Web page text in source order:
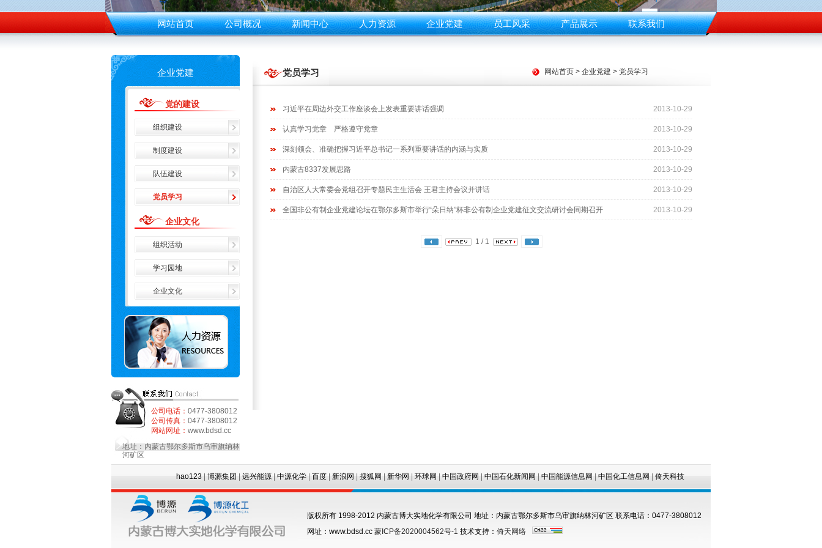
网站首页 公司概况 新闻中心 人力资源 企业党建 员工风采 产品展示 联系我们
企业党建
党的建设
组织建设
制度建设
队伍建设
党员学习
企业文化
组织活动
学习园地
企业文化
公司电话： 0477-3808012
公司传真： 0477-3808012
网站网址： www.bdsd.cc
地址：内蒙古鄂尔多斯市乌审旗纳林
河矿区
党员学习 网站首页 > 企业党建 > 党员学习
2013-10-29
习近平在周边外交工作座谈会上发表重要讲话强调
2013-10-29
认真学习党章 严格遵守党章
2013-10-29
深刻领会、准确把握习近平总书记一系列重要讲话的内涵与实质
2013-10-29
内蒙古8337发展思路
2013-10-29
自治区人大常委会党组召开专题民主生活会 王君主持会议并讲话
2013-10-29
全国非公有制企业党建论坛在鄂尔多斯市举行“朵日纳”杯非公有制企业党建征文交流研讨会同期召开
1 / 1
|博源集团|远兴能源|中源化学|百度|新浪网 |搜狐网 |新华网 |环球网 |中国政府网|中国石化新闻网|中国能源信息网|中国化工信息网|倚天科技
版权所有 1998-2012 内蒙古博大实地化学有限公司 地址：内蒙古鄂尔多斯市乌审旗纳林河矿区 联系电话：0477-3808012
网址：www.bdsd.cc 蒙ICP备2020004562号-1 技术支持： 倚天网络